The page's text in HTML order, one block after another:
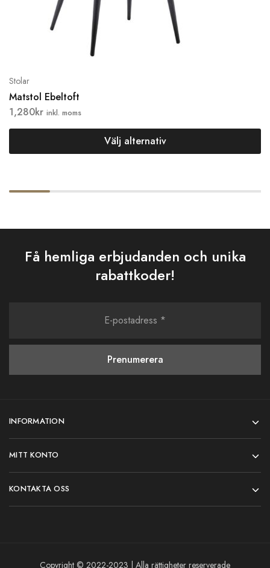
Stolar
Matstol Ebeltoft
1,280kr inkl. moms
Välj alternativ
Få hemliga erbjudanden och unika
rabattkoder!
INFORMATION
MITT KONTO
KONTAKTA OSS
Copyright © 2022-2023 | Alla rättigheter reserverade